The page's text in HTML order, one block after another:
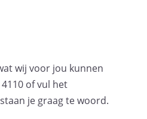
wij voor jou kunnen
of vul het
je graag te woord.